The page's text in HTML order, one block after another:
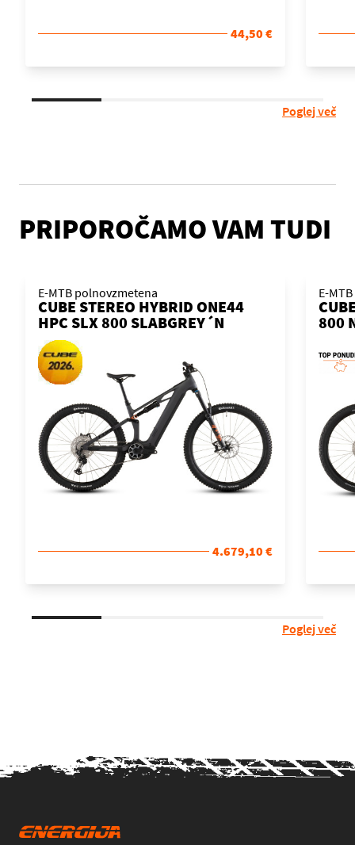
44,50 €
Poglej več
PRIPOROČAMO VAM TUDI
E-MTB polnovzmetena
CUBE STEREO HYBRID ONE44
HPC SLX 800 SLABGREY´N
´ORANGE 2026 KOLO
4.679,10 €
E-
800
Poglej več